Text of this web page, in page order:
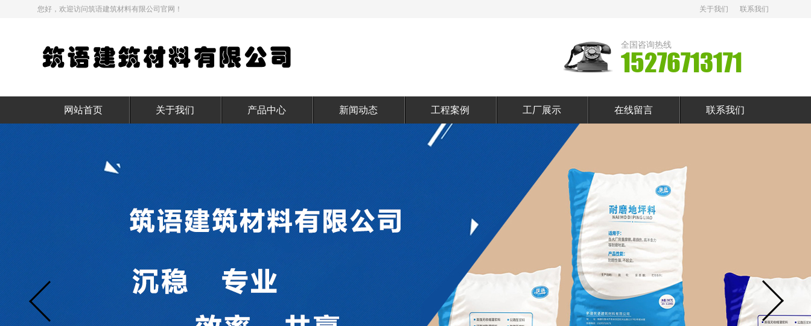
您好，欢迎访问筑语建筑材料有限公司官网！ 关于我们 联系我们
全国咨询热线
15276713171
网站首页 关于我们 产品中心 新闻动态 工程案例 工厂展示 在线留言 联系我们